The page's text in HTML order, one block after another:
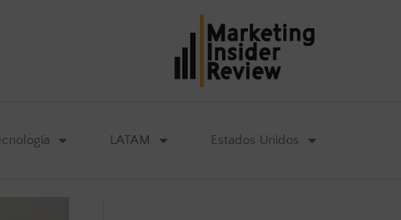
LATAM Estados Unidos